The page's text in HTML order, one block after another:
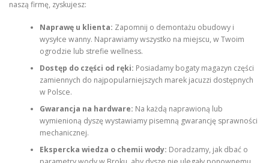
naszą firmę, zyskujesz:
Naprawę u klienta: Zapomnij o demontażu obudowy i
wysyłce wanny. Naprawiamy wszystko na miejscu, w Twoim
ogrodzie lub strefie wellness.
Dostęp do części od ręki: Posiadamy bogaty magazyn części
zamiennych do najpopularniejszych marek jacuzzi dostępnych
w Polsce.
Gwarancja na hardware: Na każdą naprawioną lub
wymienioną dyszę wystawiamy pisemną gwarancję sprawności
mechanicznej.
Ekspercka wiedza o chemii wody: Doradzamy, jak dbać o